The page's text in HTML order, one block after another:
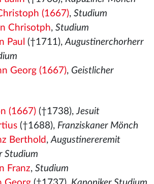
(1667), Studium
Chrisotph, Studium
Paul (†1711),Augustinerchorherr
Georg (1667), Geistlicher
(1667)(†1738),Jesuit
(†1688), Franziskaner Mönch
Berthold ,Augustinereremit
Studium
Franz, Studium